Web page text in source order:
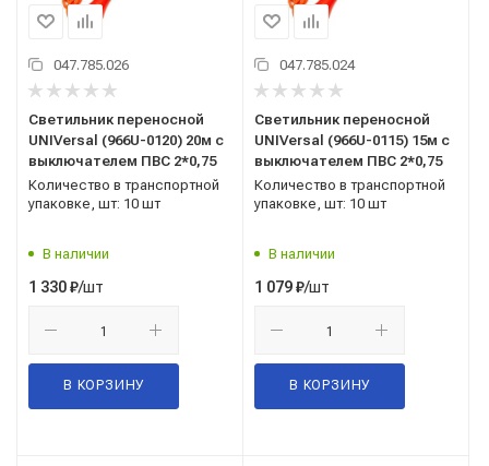
047.785.026
Светильник переносной
UNIVersal (966U-0120) 20м с
выключателем ПВС 2*0,75
Количество в транспортной
упаковке, шт: 10 шт
В наличии
1 330₽/шт
В КОРЗИНУ
047.785.024
Светильник переносной
UNIVersal (966U-0115) 15м с
выключателем ПВС 2*0,75
Количество в транспортной
упаковке, шт: 10 шт
В наличии
1 079₽/шт
В КОРЗИНУ